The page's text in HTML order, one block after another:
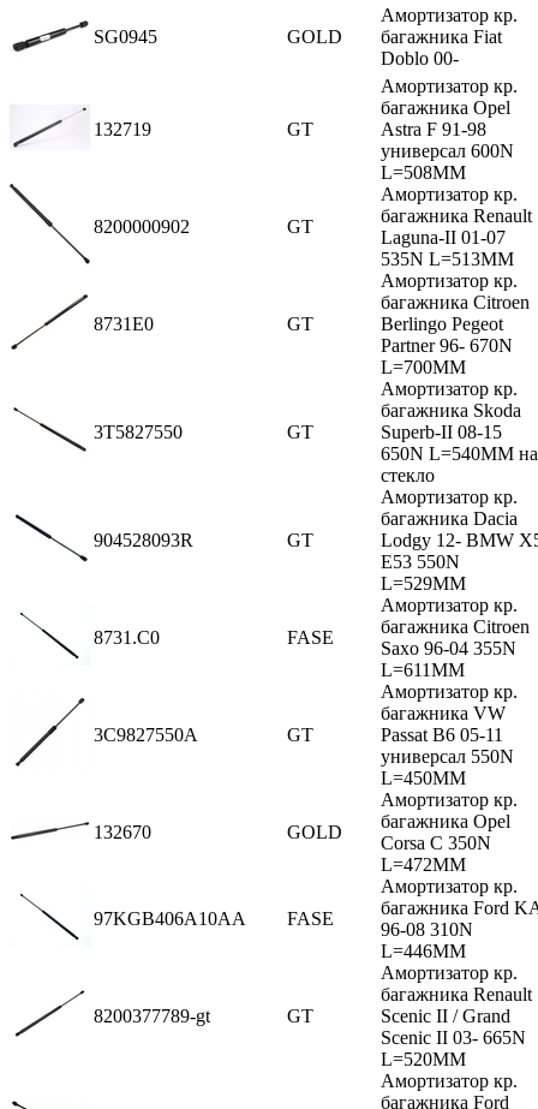
SG0945 GOLD
Амортизатор кр.
багажника Fiat
Doblo 00-
132719 GT
Амортизатор кр.
багажника Opel
Astra F 91-98
универсал 600N
L=508MM
8200000902 GT
Амортизатор кр.
багажника Renault
Laguna-II 01-07
535N L=513MM
8731E0 GT
Амортизатор кр.
багажника Citroen
Berlingo Pegeot
Partner 96- 670N
L=700MM
3T5827550 GT
Амортизатор кр.
багажника Skoda
Superb-II 08-15
650N L=540MM на
стекло
904528093R GT
Амортизатор кр.
багажника Dacia
Lodgy 12- BMW
E53 550N
L=529MM
8731.C0 FASE
Амортизатор кр.
багажника Citroen
Saxo 96-04 355N
L=611MM
3C9827550A GT
Амортизатор кр.
багажника VW
Passat B6 05-11
универсал 550N
L=450MM
132670 GOLD
Амортизатор кр.
багажника Opel
Corsa C 350N
L=472MM
97KGB406A10AA FASE
Амортизатор кр.
багажника Ford
96-08 310N
L=446MM
8200377789-gt GT
Амортизатор кр.
багажника Renault
Scenic II / Grand
Scenic II 03- 665N
L=520MM
Амортизатор кр.
багажника Ford